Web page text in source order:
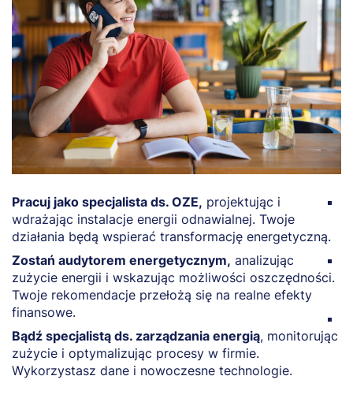
Pracuj jako specjalista ds. OZE, projektując i
wdrażając instalacje energii odnawialnej. Twoje
działania będą wspierać transformację energetyczną.
Zostań audytorem energetycznym, analizując
zużycie energii i wskazując możliwości oszczędności.
Twoje rekomendacje przełożą się na realne efekty
finansowe.
Bądź specjalistą ds. zarządzania energią, monitorując
zużycie i optymalizując procesy w firmie.
Wykorzystasz dane i nowoczesne technologie.